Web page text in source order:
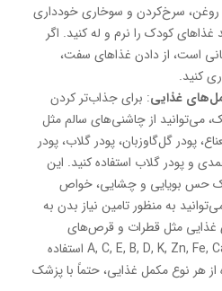
روغن، سرخ‌کردن و سوخاری خودداری
کودک را نرم و له کنید. اگر
است، از دادن غذاهای سفت،
کنید.
غذایی: برای جذاب‌تر کردن
می‌توانید از چاشنی‌های سالم مثل
پودر گل‌گاوزبان، پودر گلاب، پودر
و پودر گلاب استفاده کنید. این
حس بویایی و چشایی، خواص
به منظور تامین نیاز بدن به
غذایی مثل قطرات و قرص‌های
ویتامین A, C, E, B, D, K, Zn, Fe, Ca, Mg, Se, Mn استفاده
از هر نوع مکمل غذایی، حتماً با پزشک